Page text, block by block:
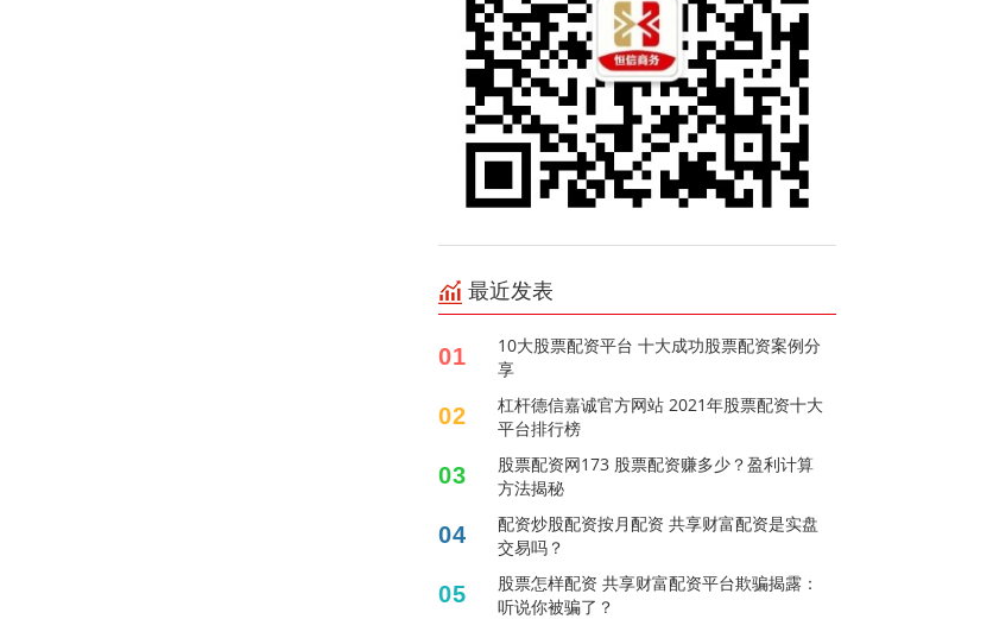
最近发表
01
10大股票配资平台 十大成功股票配资案例分
享
02
杠杆德信嘉诚官方网站 2021年股票配资十大
平台排行榜
03
股票配资网173 股票配资赚多少？盈利计算
方法揭秘
04
配资炒股配资按月配资 共享财富配资是实盘
交易吗？
05
股票怎样配资 共享财富配资平台欺骗揭露：
听说你被骗了？